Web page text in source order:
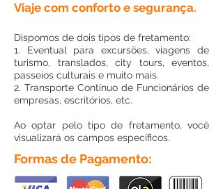
Viaje com conforto e segurança.
Dispomos de dois tipos de fretamento:
1. Eventual para excursões, viagens de
turismo, translados, city tours, eventos,
passeios culturais e muito mais.
2. Transporte Contínuo de Funcionários de
empresas, escritórios, etc.
Ao optar pelo tipo de fretamento, você
visualizará os campos específicos.
Formas de Pagamento: